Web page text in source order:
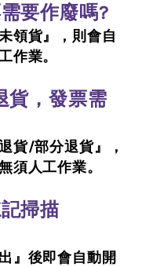
要作廢嗎?
領貨』，則會自
作業。
貨，發票需
貨/部分退貨』，
須人工作業。
掃描
』後即會自動開